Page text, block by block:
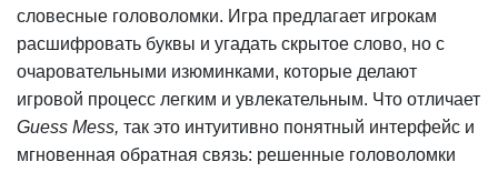
словесные головоломки. Игра предлагает игрокам
расшифровать буквы и угадать скрытое слово, но с
очаровательными изюминками, которые делают
игровой процесс легким и увлекательным. Что отличает
Guess Mess, так это интуитивно понятный интерфейс и
мгновенная обратная связь: решенные головоломки